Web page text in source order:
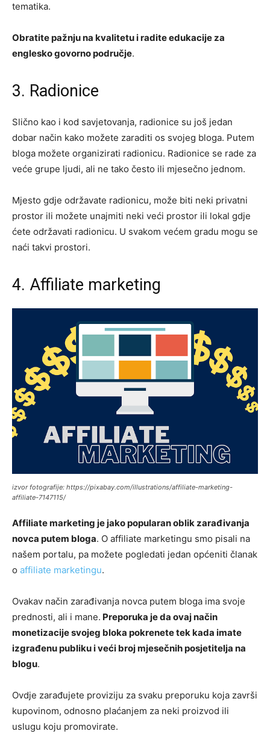
tematika.
Obratite pažnju na kvalitetu i radite edukacije za
englesko govorno područje.
3. Radionice
Slično kao i kod savjetovanja, radionice su još jedan
dobar način kako možete zaraditi os svojeg bloga. Putem
bloga možete organizirati radionicu. Radionice se rade za
veće grupe ljudi, ali ne tako često ili mjesečno jednom.
Mjesto gdje održavate radionicu, može biti neki privatni
prostor ili možete unajmiti neki veći prostor ili lokal gdje
ćete održavati radionicu. U svakom većem gradu mogu se
naći takvi prostori.
4. Affiliate marketing
izvor fotografije: https://pixabay.com/illustrations/affiliate-marketing-
affiliate-7147115/
Affiliate marketing je jako popularan oblik zarađivanja
novca putem bloga. O affiliate marketingu smo pisali na
našem portalu, pa možete pogledati jedan općeniti članak
o affiliate marketingu.
Ovakav način zarađivanja novca putem bloga ima svoje
prednosti, ali i mane. Preporuka je da ovaj način
monetizacije svojeg bloka pokrenete tek kada imate
izgrađenu publiku i veći broj mjesečnih posjetitelja na
blogu.
Ovdje zarađujete proviziju za svaku preporuku koja završi
kupovinom, odnosno plaćanjem za neki proizvod ili
uslugu koju promovirate.